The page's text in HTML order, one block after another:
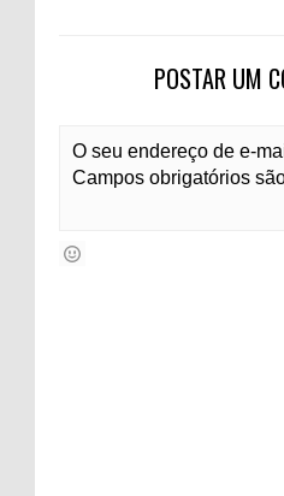
POSTAR UM
O seu endereço de e-
Campos obrigatórios